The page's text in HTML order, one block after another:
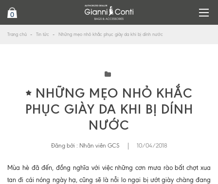
0
Trang chủ Tin tức Những mẹo nhỏ khắc phục giày da khi bị dính nước
NHỮNG MẸO NHỎ KHẮC
PHỤC GIÀY DA KHI BỊ DÍNH
NƯỚC
Đăng bởi : Nhân viên GCS 10/04/2018
Mùa hè đã đến, đồng nghĩa với việc những cơn mưa rào bất chợt xua
tan đi cái nóng ngày hạ, cũng sẽ là nỗi lo ngại bị ướt giày chàng đang